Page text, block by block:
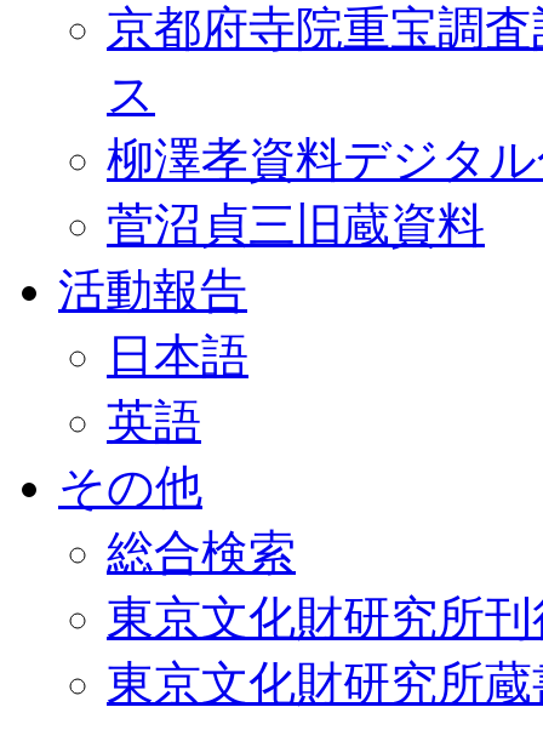
京都府寺院重宝調
ス
柳澤孝資料デジタ
菅沼貞三旧蔵資料
活動報告
日本語
英語
その他
総合検索
東京文化財研究所
東京文化財研究所